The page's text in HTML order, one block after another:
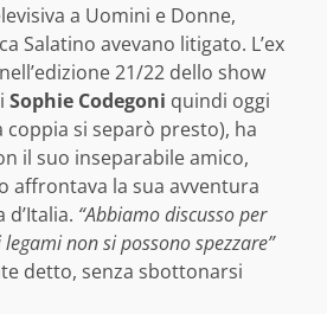
a Uomini e Donne,
Salatino avevano litigato. L’ex
21/22 dello show
Sophie Codegoni quindi oggi
coppia si separò presto), ha
il suo inseparabile amico,
affrontava la sua avventura
“Abbiamo discusso per
non si possono spezzare”
detto, senza sbottonarsi